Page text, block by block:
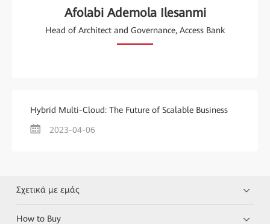
Afolabi Ademola Ilesanmi
Head of Architect and Governance, Access Bank
Hybrid Multi-Cloud: The Future of Scalable Business
2023-04-06
Σχετικά με εμάς
How to Buy